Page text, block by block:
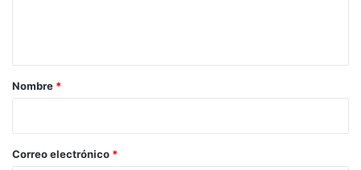
r
*
Nombre *
Correo electrónico *